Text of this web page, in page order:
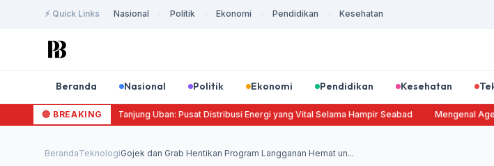
⚡ Quick Links Nasional - Politik - Ekonomi - Pendidikan - Kesehatan
Beranda Nasional Politik Ekonomi Pendidikan Kesehatan
🔴 BREAKING
Terminal Terpadu Tanjung Uban: Pusat Distribusi Energi yang Vital Selama Hampir Seabad Mengenal
BerandaTeknologiGojek dan Grab Hentikan Program Langganan Hemat un...